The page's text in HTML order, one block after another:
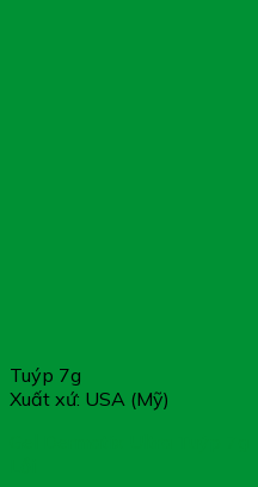
Tuýp 7g
Xuất xứ: USA (Mỹ)